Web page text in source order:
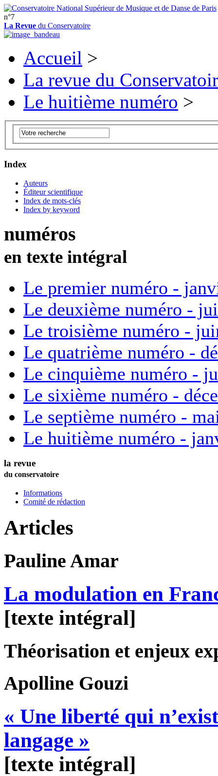
n°7
La Revue du Conservatoire
Accueil >
La revue du
Le huitième numéro >
Index
Auteurs
Éditeur scientifique
Index de mots-clés
Index by keyword
numéros
en texte intégral
Le premier numéro -
Le deuxième numéro -
Le troisième numéro -
Le quatrième numéro -
Le cinquième numéro -
Le sixième numéro -
Le septième numéro -
Le huitième numéro -
la revue
du conservatoire
Informations
Comité de rédaction
Articles
Pauline Amar
La modulation en
[texte intégral]
Théorisation et enjeux
Apolline Gouzi
« Une liberté qui
langage »
[texte intégral]